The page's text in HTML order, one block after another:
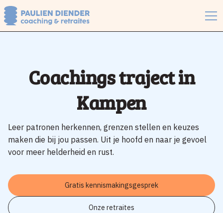
Coachings traject in
Kampen
Leer patronen herkennen, grenzen stellen en keuzes
maken die bij jou passen. Uit je hoofd en naar je gevoel
voor meer helderheid en rust.
Gratis kennismakingsgesprek
Onze retraites